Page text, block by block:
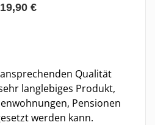
19,90 €
Qualität
langlebiges Produkt,
Pensionen
werden kann.